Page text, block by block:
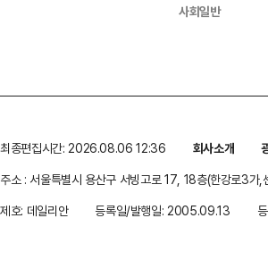
사회일반
최종편집시간: 2026.08.06 12:36 회사소개
주소 : 서울특별시 용산구 서빙고로 17, 18층(한강로3가,
제호: 데일리안
등록일/발행일: 2005.09.13